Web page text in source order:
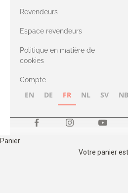
Compatible
avec le fil Merino
avec le fil Heavy
Revendeurs
Espace revendeurs
Politique en matière de
cookies
Compte
EN DE FR NL SV NB
Panier
Votre panier